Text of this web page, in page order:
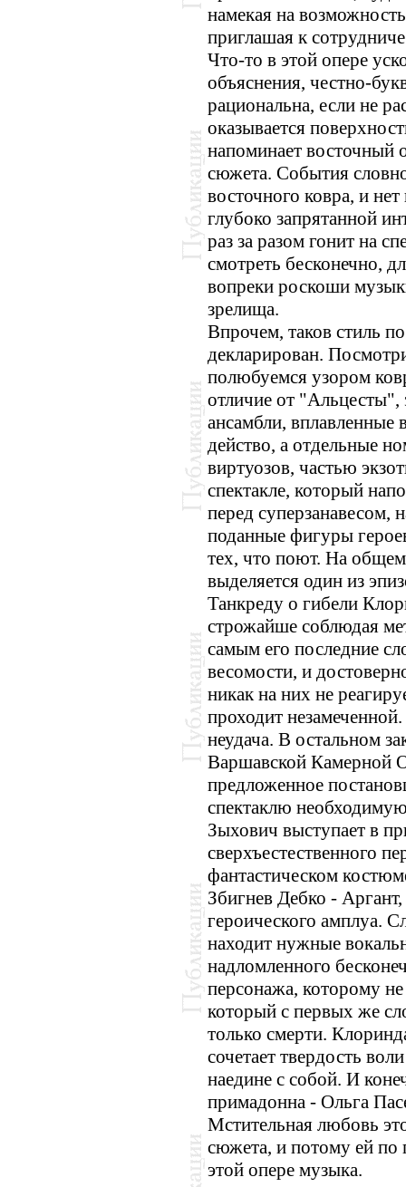
намекая на
приглашая к
Что-то в этой опере
объяснения, честно-
рациональна, если не
оказывается
напоминает восточный
сюжета. События
восточного ковра, и
глубоко запрятанной
раз за разом гонит на
смотреть бесконечно,
вопреки роскоши
зрелища.
Впрочем, таков стиль
декларирован.
полюбуемся узором
отличие от "Альцесты",
ансамбли, вплавленные
действо, а отдельные
виртуозов, частью
спектакле, который
перед суперзанавесом,
поданные фигуры
тех, что поют. На
выделяется один из
Танкреду о гибели
строжайше соблюдая
самым его последние
весомости, и
никак на них не
проходит
неудача. В остальном
Варшавской Камерной
предложенное
спектаклю
Зыхович выступает в
сверхъестественного
фантастическом
Збигнев Дебко -
героического амплуа.
находит нужные
надломленного
персонажа, которому
который с первых же
только смерти.
сочетает твердость
наедине с собой. И
примадонна - Ольга
Мстительная любовь
сюжета, и потому ей по
этой опере музыка.